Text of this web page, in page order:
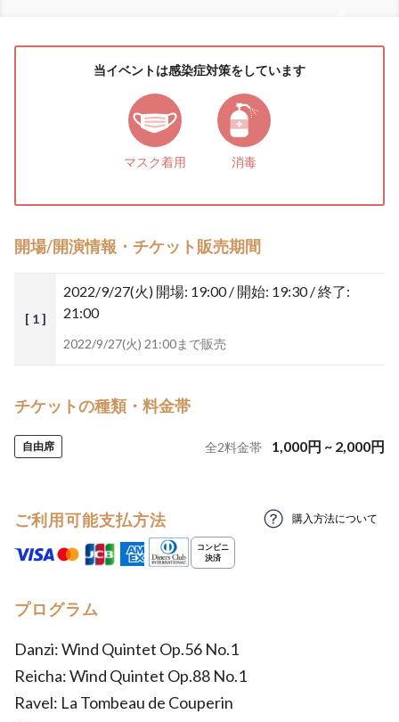
当イベントは感染症対策をしています
マスク着用 消毒
開場/開演情報・チケット販売期間
[ 1 ]
2022/9/27(火) 開場: 19:00 / 開始: 19:30 / 終了:
21:00
2022/9/27(火) 21:00まで販売
チケットの種類・料金帯
自由席 全2料金帯 1,000円 ~ 2,000円
ご利用可能支払方法 購入方法について
プログラム
Danzi: Wind Quintet Op.56 No.1
Reicha: Wind Quintet Op.88 No.1
Ravel: La Tombeau de Couperin